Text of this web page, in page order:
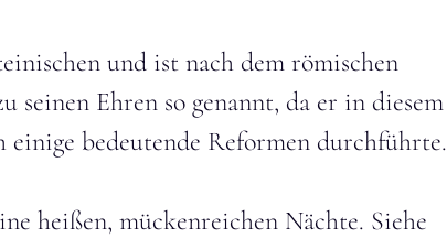
und ist nach dem römischen
seinen Ehren so genannt, da er in diesem
bedeutende Reformen durchführte.
heißen, mückenreichen Nächte. Siehe